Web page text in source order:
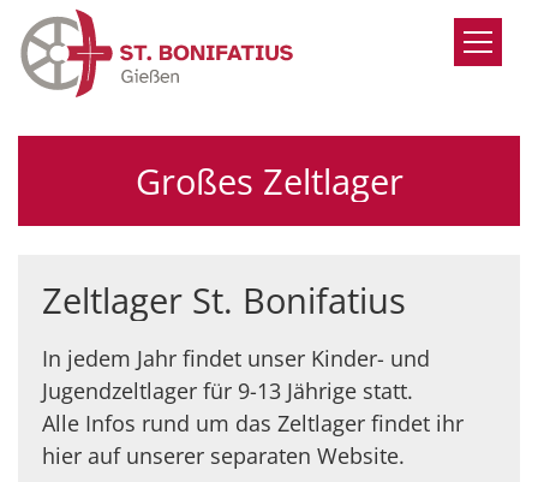
Zum Inhalt springen
Großes Zeltlager
Zeltlager St. Bonifatius
In jedem Jahr findet unser Kinder- und
Jugendzeltlager für 9-13 Jährige statt.
Alle Infos rund um das Zeltlager findet ihr
hier auf unserer separaten Website.